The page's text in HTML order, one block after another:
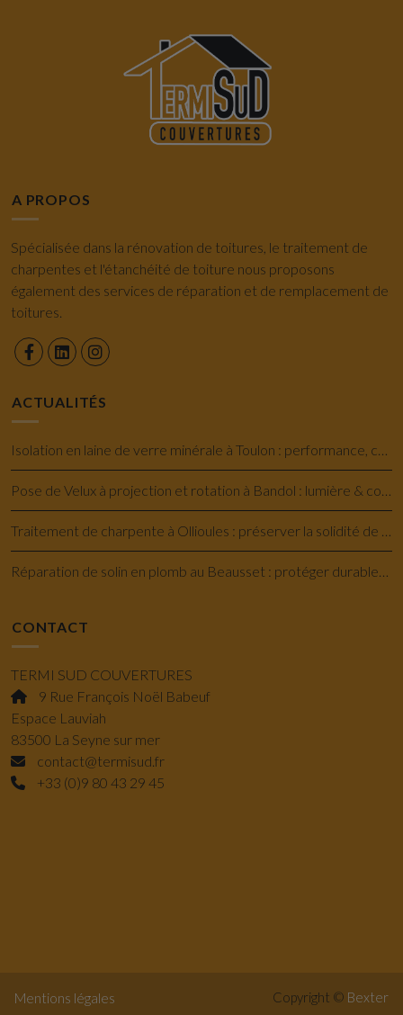
A PROPOS
Spécialisée dans la rénovation de toitures, le traitement de
charpentes et l'étanchéité de toiture nous proposons
également des services de réparation et de remplacement de
toitures.
ACTUALITÉS
Isolation en laine de verre minérale à Toulon : performance, confort et économie
Pose de Velux à projection et rotation à Bandol : lumière & confort savoir-faire
Traitement de charpente à Ollioules : préserver la solidité de votre maison
Réparation de solin en plomb au Beausset : protéger durablement votre toiture
CONTACT
TERMI SUD COUVERTURES
9 Rue François Noël Babeuf
Espace Lauviah
83500 La Seyne sur mer
contact@termisud.fr
+33 (0)9 80 43 29 45
Mentions légales Copyright © Bexter